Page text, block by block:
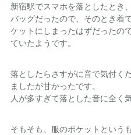
新宿駅でスマホを落としたとき
バッグだったので、そのとき着
ケットにしまったはずだったの
ていたようです。
落としたらさすがに音で気付く
ましたが甘かったです。
人が多すぎて落とした音に全く
そもそも、服のポケットという